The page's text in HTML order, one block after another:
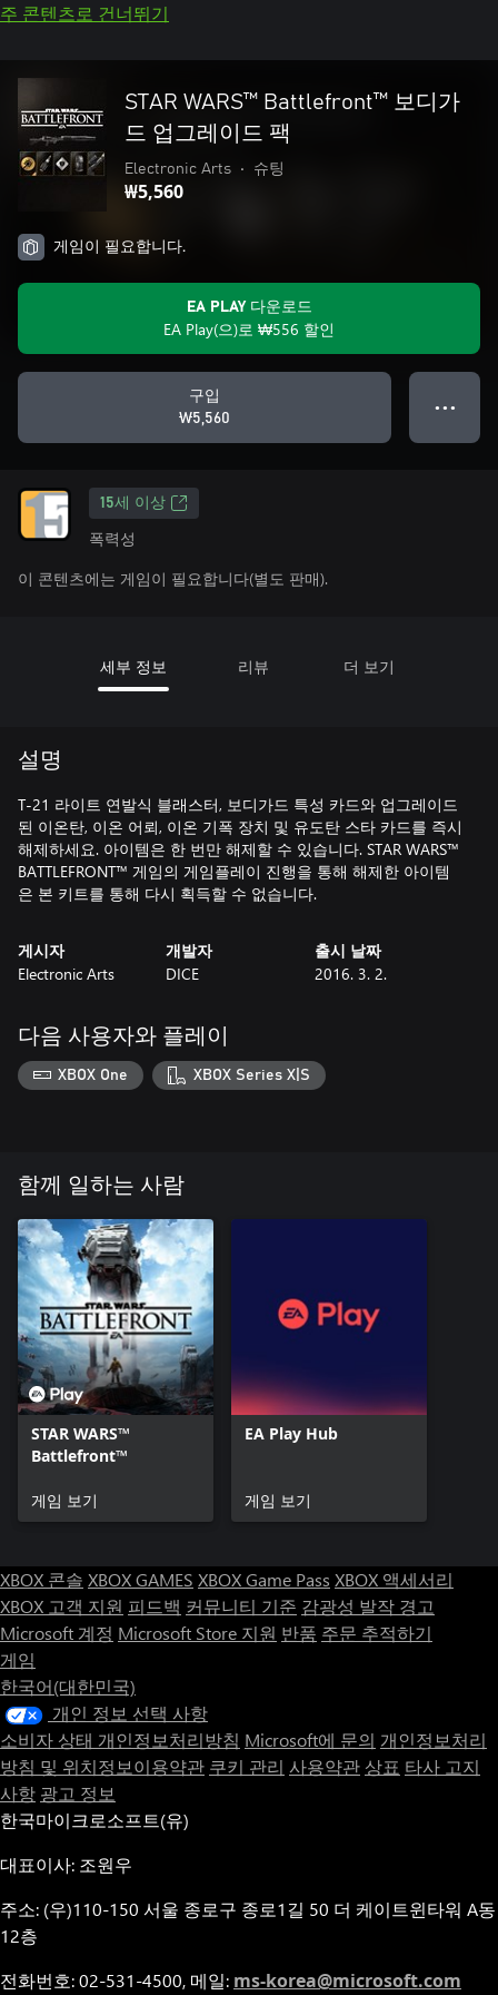
주 콘텐츠로 건너뛰기
STAR WARS™ Battlefront™ 보디가
드 업그레이드 팩
Electronic Arts • 슈팅
₩5,560
게임이 필요합니다.
EA PLAY 다운로드
EA Play(으)로 ₩556 할인
구입
₩5,560
● ● ●
15세 이상
폭력성
이 콘텐츠에는 게임이 필요합니다(별도 판매).
세부 정보 리뷰 더 보기
설명
T-21 라이트 연발식 블래스터, 보디가드 특성 카드와 업그레이드
된 이온탄, 이온 어뢰, 이온 기폭 장치 및 유도탄 스타 카드를 즉시
해제하세요. 아이템은 한 번만 해제할 수 있습니다. STAR WARS™
BATTLEFRONT™ 게임의 게임플레이 진행을 통해 해제한 아이템
은 본 키트를 통해 다시 획득할 수 없습니다.
게시자
Electronic Arts
개발자
DICE
출시 날짜
2016. 3. 2.
다음 사용자와 플레이
XBOX One XBOX Series X|S
함께 일하는 사람
STAR WARS™
Battlefront™
게임 보기
EA Play Hub
게임 보기
XBOX 콘솔 XBOX GAMES XBOX Game Pass XBOX 액세서리
XBOX 고객 지원 피드백 커뮤니티 기준 감광성 발작 경고
Microsoft 계정 Microsoft Store 지원 반품 주문 추적하기
게임
한국어(대한민국)
개인 정보 선택 사항
소비자 상태 개인정보처리방침 Microsoft에 문의 개인정보처리
방침 및 위치정보이용약관 쿠키 관리 사용약관 상표 타사 고지
사항 광고 정보
한국마이크로소프트(유)
대표이사: 조원우
주소: (우)110-150 서울 종로구 종로1길 50 더 케이트윈타워 A동
12층
전화번호: 02-531-4500, 메일: ms-korea@microsoft.com